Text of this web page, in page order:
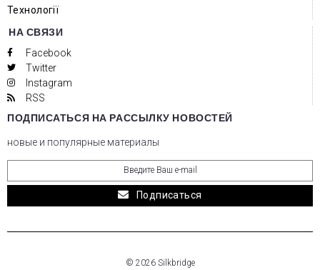
Технології
НА СВЯЗИ
Facebook
Twitter
Instagram
RSS
ПОДПИСАТЬСЯ НА РАССЫЛКУ НОВОСТЕЙ
новые и популярные материалы
Подписаться
© 2026 Silkbridge